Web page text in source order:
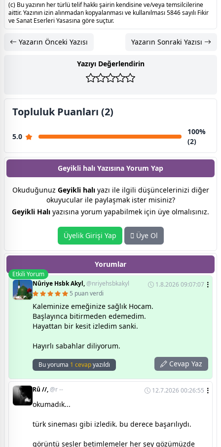
(c) Bu yazının her türlü telif hakkı şairin kendisine ve/veya temsilcilerine
aittir. Yazının izin alınmadan kopyalanması ve kullanılması 5846 sayılı Fikir
ve Sanat Eserleri Yasasına göre suçtur.
Yazarın Önceki Yazısı Yazarın Sonraki Yazısı
Yazıyı Değerlendirin
Topluluk Puanları (2)
5.0
100%
(2)
Geyikli halı Yazısına Yorum Yap
Okuduğunuz Geyikli halıyazı ile ilgili düşüncelerinizi diğer
okuyucular ile paylaşmak ister misiniz?
Geyikli Halı yazısına yorum yapabilmek için üye olmalısınız.
Üyelik Girişi Yap Üye Ol
Yorumlar
Etkili Yorum
Nûriye Hsbk Akyl,@nriyehsbkakyl
1.8.2026 09:07:07
5 puan verdi
Kaleminize emeğinize sağlık Hocam.
Başlayınca bitirmeden edemedim.
Hayattan bir kesit izledim sanki.
Hayırlı sabahlar diliyorum.
Bu yoruma 1 cevapyazıldı Cevap Yaz
Rû //,@r -- 12.7.2026 00:26:55
okumadık...
türk sineması gibi izledik. bu derece başarılıydı.
görüntü sesler betimlemeler her şey gözümüzde